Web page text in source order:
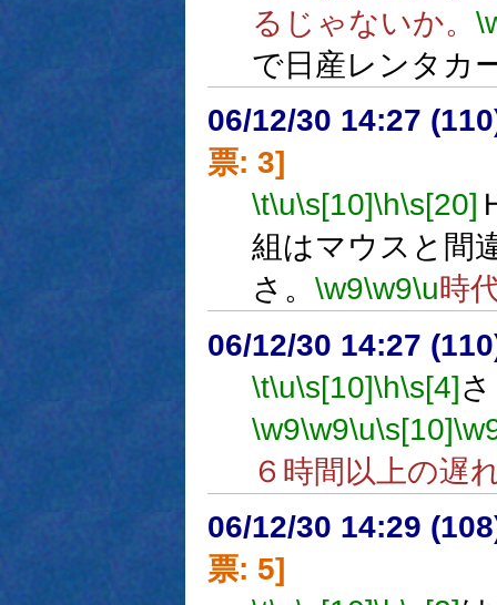
るじゃないか。
で日産レンタカ
06/12/30 14:27
票: 3]
\t\u\s[10]\h\s[20]
組はマウスと間
さ。 \w9\w9\u時
06/12/30 14:27
\t\u\s[10]\h\s[4]
\w9\w9\u\s[10]
６時間以上の遅
06/12/30 14:29
票: 5]